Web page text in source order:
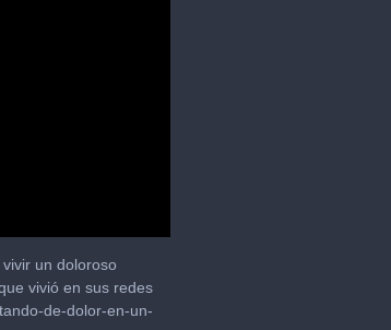
un doloroso
vivió en sus redes
de-dolor-en-un-